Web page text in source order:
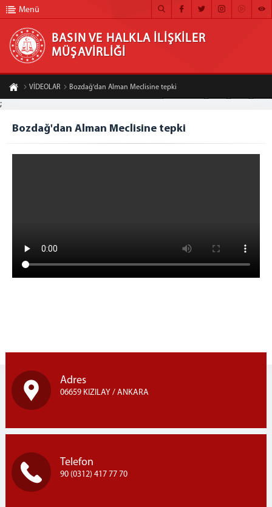
BASIN VE HALKLA İLİŞKİLER MÜŞAVİRLİĞİ
ANA SAYFA
MÜŞAVİRLİĞİMİZ
HABER ARŞİVİ
Menü
BASIN VE HALKLA İLİŞKİLER
MÜŞAVİRLİĞİ
VİDEOLAR Bozdağ'dan Alman Meclisine tepki
;
Bozdağ'dan Alman Meclisine tepki
Adres
06659 KIZILAY / ANKARA
Telefon
90 (0312) 417 77 70